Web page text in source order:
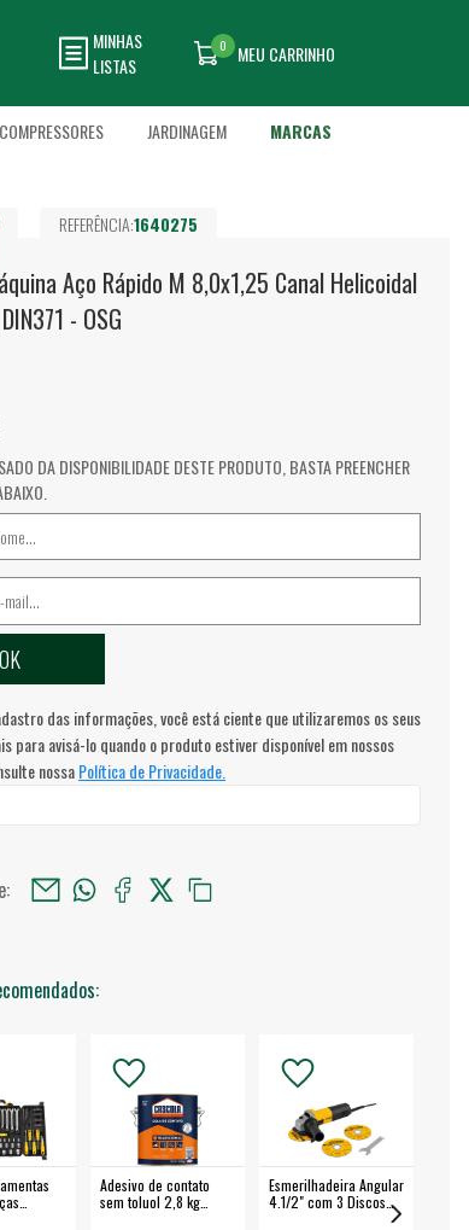
MINHAS
LISTAS
MEU CARRINHO
0
JARDINAGEM MARCAS
REFERÊNCIA:1640275
Aço Rápido M 8,0x1,25 Canal Helicoidal
- OSG
DA DISPONIBILIDADE DESTE PRODUTO, BASTA PREENCHER
das informações, você está ciente que utilizaremos os seus
para avisá-lo quando o produto estiver disponível em nossos
nossaPolítica de Privacidade.
-
Adesivo de contato
sem toluol 2,8 kg
Esmerilhadeira Angular
4.1/2" com 3 Discos